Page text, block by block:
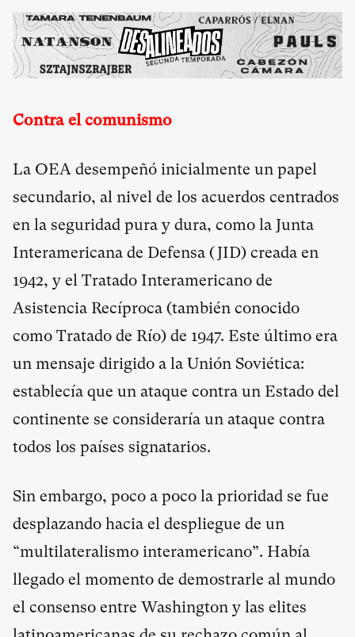
Contra el comunismo
La OEA desempeñó inicialmente un papel
secundario, al nivel de los acuerdos centrados
en la seguridad pura y dura, como la Junta
Interamericana de Defensa (JID) creada en
1942, y el Tratado Interamericano de
Asistencia Recíproca (también conocido
como Tratado de Río) de 1947. Este último era
un mensaje dirigido a la Unión Soviética:
establecía que un ataque contra un Estado del
continente se consideraría un ataque contra
todos los países signatarios.
Sin embargo, poco a poco la prioridad se fue
desplazando hacia el despliegue de un
“multilateralismo interamericano”. Había
llegado el momento de demostrarle al mundo
el consenso entre Washington y las elites